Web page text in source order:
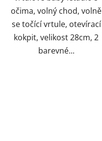
očima, volný chod, volně
se točící vrtule, otevírací
kokpit, velikost 28cm, 2
barevné...